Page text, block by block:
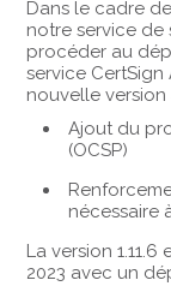
Dans le cadre
notre service
procéder au
service CertSign
nouvelle
Ajout du
(OCSP)
nécessaire
La version
2023 avec un